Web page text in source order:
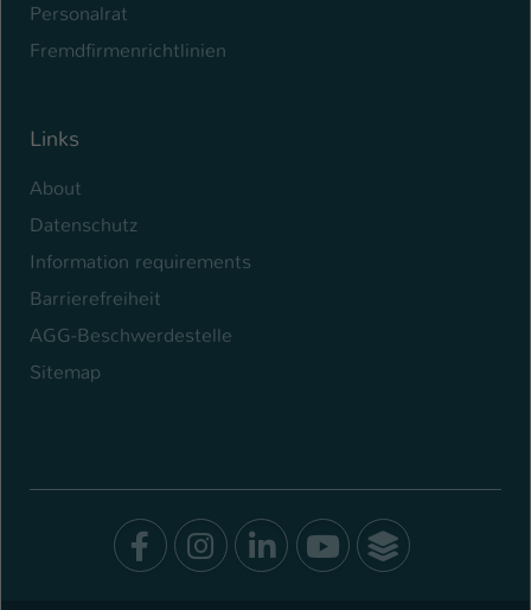
Personalrat
Fremdfirmenrichtlinien
Links
About
Datenschutz
Information requirements
Barrierefreiheit
AGG-Beschwerdestelle
Sitemap
Facebook
Instagram
LinkedIn
Youtube